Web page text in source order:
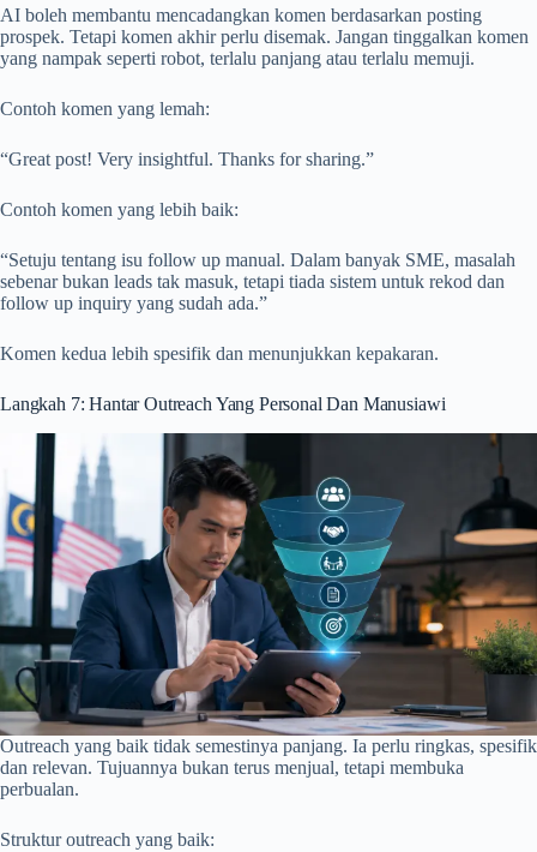
AI boleh membantu mencadangkan komen berdasarkan posting
prospek. Tetapi komen akhir perlu disemak. Jangan tinggalkan komen
yang nampak seperti robot, terlalu panjang atau terlalu memuji.
Contoh komen yang lemah:
“Great post! Very insightful. Thanks for sharing.”
Contoh komen yang lebih baik:
“Setuju tentang isu follow up manual. Dalam banyak SME, masalah
sebenar bukan leads tak masuk, tetapi tiada sistem untuk rekod dan
follow up inquiry yang sudah ada.”
Komen kedua lebih spesifik dan menunjukkan kepakaran.
Langkah 7: Hantar Outreach Yang Personal Dan Manusiawi
Outreach yang baik tidak semestinya panjang. Ia perlu ringkas, spesifik
dan relevan. Tujuannya bukan terus menjual, tetapi membuka
perbualan.
Struktur outreach yang baik: